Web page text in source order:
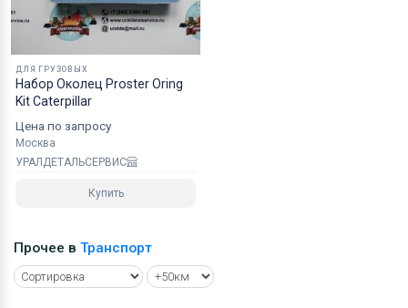
ДЛЯ ГРУЗОВЫХ
Набор Околец Proster Oring
Kit Caterpillar
Цена по запросу
Москва
УРАЛДЕТАЛЬСЕРВИС
Купить
Прочее в Транспорт